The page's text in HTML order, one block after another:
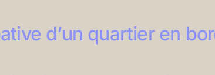
d’un quartier en